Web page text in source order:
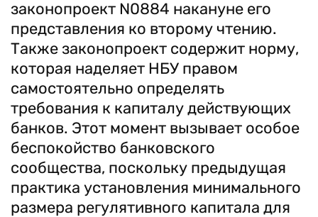
законопроект N0884 накануне его
представления ко второму чтению.
Также законопроект содержит норму,
которая наделяет НБУ правом
самостоятельно определять
требования к капиталу действующих
банков. Этот момент вызывает особое
беспокойство банковского
сообщества, поскольку предыдущая
практика установления минимального
размера регулятивного капитала для